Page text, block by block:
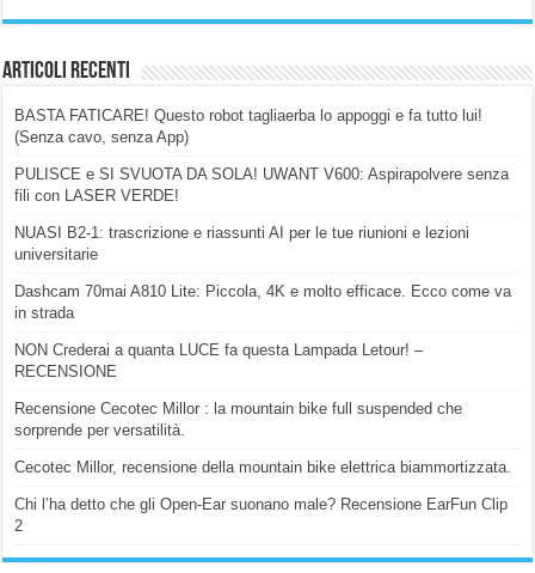
Articoli Recenti
BASTA FATICARE! Questo robot tagliaerba lo appoggi e fa tutto lui!
(Senza cavo, senza App)
PULISCE e SI SVUOTA DA SOLA! UWANT V600: Aspirapolvere senza
fili con LASER VERDE!
NUASI B2-1: trascrizione e riassunti AI per le tue riunioni e lezioni
universitarie
Dashcam 70mai A810 Lite: Piccola, 4K e molto efficace. Ecco come va
in strada
NON Crederai a quanta LUCE fa questa Lampada Letour! –
RECENSIONE
Recensione Cecotec Millor : la mountain bike full suspended che
sorprende per versatilità.
Cecotec Millor, recensione della mountain bike elettrica biammortizzata.
Chi l’ha detto che gli Open-Ear suonano male? Recensione EarFun Clip
2